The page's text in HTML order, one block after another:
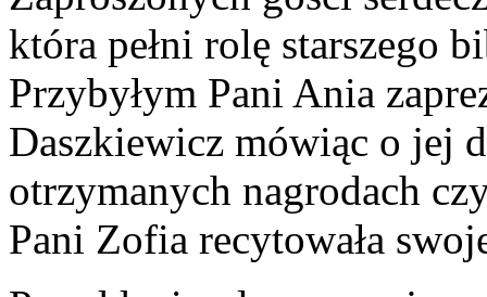
która pełni rolę starszego
Przybyłym Pani Ania
Daszkiewicz mówiąc o jej
otrzymanych nagrodach
Pani Zofia recytowała